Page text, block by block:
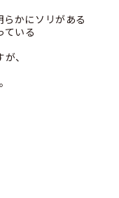
かにソリがある
いる
、